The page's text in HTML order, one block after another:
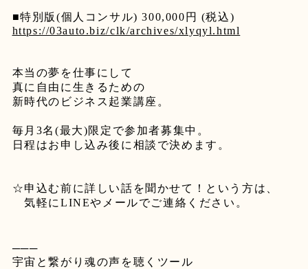
■特別版 (個人コンサル) 300,000 円 (税込)
https://03auto.biz/clk/archives/xlyqyl.html
本当の夢を仕事にして
真に自由に生きるための
新時代のビジネス起業講座。
毎月 3名 (最大)限定で参加者募集中。
日程はお申し込み後に相談で決めます。
☆申込む前に詳しい話を聞かせて！という方は、
気軽にLINEやメールでご連絡ください。
───
宇宙と繋がり魂の声を聴くツール